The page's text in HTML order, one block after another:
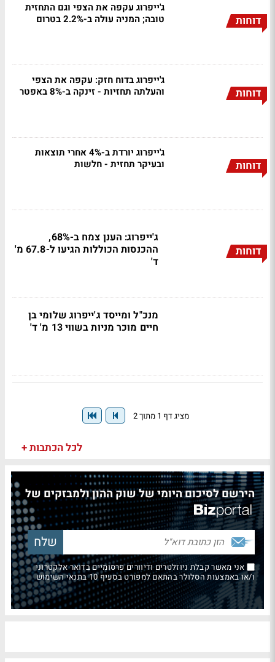
דוחות
ג'ייפרוג עקפה את הצפי וגם התחזית
טובה; המניה עולה ב-2.2% בטרום
דוחות
ג'ייפרוג בדוח חזק: עקפה את הצפי
והעלתה תחזיות - זינקה ב-8% באפטר
דוחות
ג'ייפרוג יורדת ב-4% אחרי תוצאות
ובעיקר תחזית - חלשות
דוחות
ג'ייפרוג: הענן צמח ב-68%,
ההכנסות הכוללות הגיעו ל-67.8 מ'
ד'
מנכ"ל ומייסד ג'ייפרוג שלומי בן
חיים מוכר מניות בשווי 13 מ' ד'
מציג דף 1 מתוך 2
לכל הכתבות +
הירשם לסיכום היומי של שוק ההון ולמבזקים של
אני מאשר קבלת ניוזלטרים ודיוורים פרסומיים בדואר אלקטרוני
ו/או באמצעות הסלולר בהתאם למפורט בסעיף 10 בתנאי השימוש